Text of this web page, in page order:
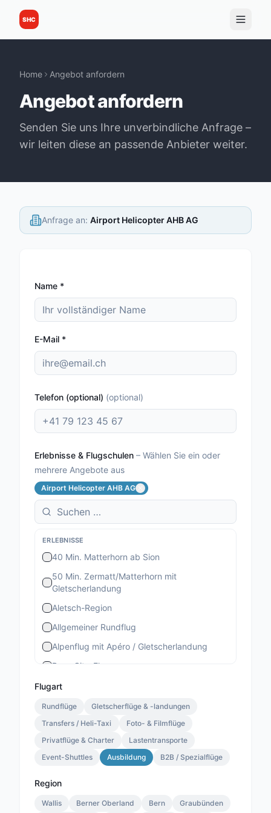
SHC
Home Angebot anfordern
Angebot anfordern
Senden Sie uns Ihre unverbindliche Anfrage –
wir leiten diese an passende Anbieter weiter.
Anfrage an: Airport Helicopter AHB AG
Name *
E-Mail *
Telefon (optional) (optional)
Erlebnisse & Flugschulen – Wählen Sie ein oder
mehrere Angebote aus
Airport Helicopter AHB AG
ERLEBNISSE
40 Min. Matterhorn ab Sion
50 Min. Zermatt/Matterhorn mit
Gletscherlandung
Aletsch-Region
Allgemeiner Rundflug
Alpenflug mit Apéro / Gletscherlandung
Bern-City-Flug
Berner Stadtrundflug
Berner-Altstadt-Flug
Bernina-Gletscherflug
Bietschhorn-Region
Eiger-Mönch-Jungfrau
Gourmet Special
Gourmet Standard
Flugart
Rundflüge
Gletscherflüge & -landungen
Transfers / Heli-Taxi
Foto- & Filmflüge
Privatflüge & Charter
Lastentransporte
Event-Shuttles
Ausbildung B2B / Spezialflüge
Region
Wallis Berner Oberland Bern
Graubünden